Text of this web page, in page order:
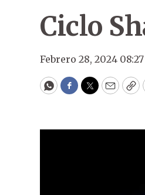
Ciclo
Febrero 28, 2024
WhatsApp
Facebook
Twitter
Email